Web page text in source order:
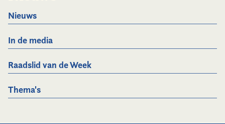
Nieuws
In de media
Raadslid van de Week
Thema's